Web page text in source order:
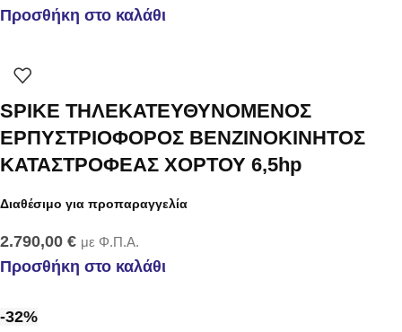
Προσθήκη στο καλάθι
SPIKE ΤΗΛΕΚΑΤΕΥΘΥΝΟΜΕΝΟΣ
ΕΡΠΥΣΤΡΙΟΦΟΡΟΣ ΒΕΝΖΙΝΟΚΙΝΗΤΟΣ
ΚΑΤΑΣΤΡΟΦΕΑΣ ΧΟΡΤΟΥ 6,5hp
Διαθέσιμο για προπαραγγελία
2.790,00 € με Φ.Π.Α.
Προσθήκη στο καλάθι
-32%